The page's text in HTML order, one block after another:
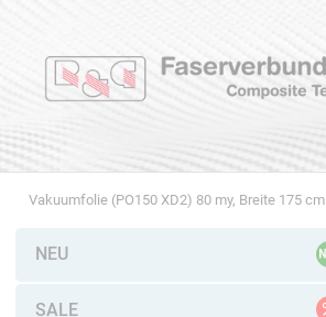
Vakuumfolie (PO150 XD2) 80 my, Breite 175 cm
NEU
SALE